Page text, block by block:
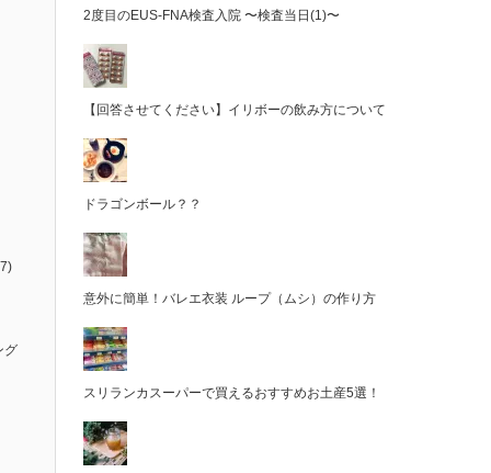
グ
2度目のEUS-FNA検査入院 〜検査当日(1)〜
【回答させてください】イリボーの飲み方について
ドラゴンボール？？
意外に簡単！バレエ衣装 ループ（ムシ）の作り方
スリランカスーパーで買えるおすすめお土産5選！